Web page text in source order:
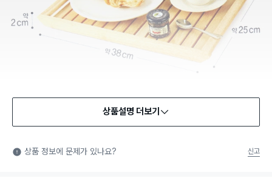
상품설명 더보기
상품 정보에 문제가 있나요? 신고